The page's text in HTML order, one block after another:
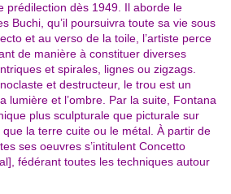
prédilection dès 1949. Il aborde le
Buchi, qu’il poursuivra toute sa vie sous
et au verso de la toile, l’artiste perce
de manière à constituer diverses
et spirales, lignes ou zigzags.
et destructeur, le trou est un
lumière et l’ombre. Par la suite, Fontana
plus sculpturale que picturale sur
la terre cuite ou le métal. À partir de
ses oeuvres s’intitulent Concetto
fédérant toutes les techniques autour